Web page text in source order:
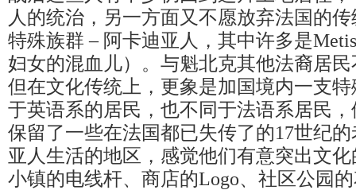
人的统治，另一方面又不愿放弃法国的
特殊族群 – 阿卡迪亚人，其中许多是
妇女的混血儿）。与魁北克其他法裔居
但在文化传统上，更象是加国境内一支
于英语系的居民，也不同于法语系居民
保留了一些在法国都已失传了的17世纪
亚人生活的地区，感觉他们有意突出文
小镇的电线杆、商店的Logo、社区公园